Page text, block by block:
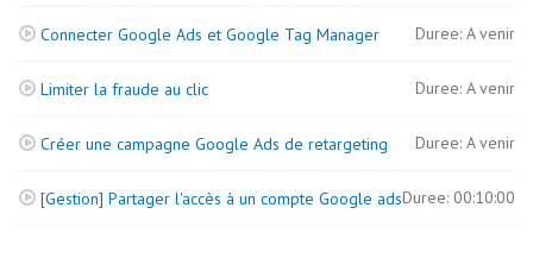
Connecter Google Ads et Google Tag Manager Duree: A venir
Limiter la fraude au clic Duree: A venir
Créer une campagne Google Ads de retargeting Duree: A venir
[Gestion] Partager l'accès à un compte Google adsDuree: 00:10:00